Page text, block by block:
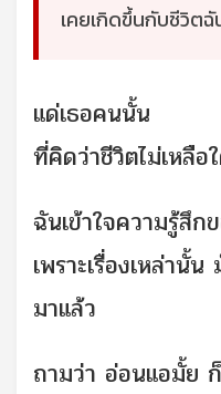
เคยเกิดขึ้นกับชีวิตฉั
แด่เธอคนนั้น
ที่คิดว่าชีวิตไม่เหลือ
ฉันเข้าใจความรู้สึ
เพราะเรื่องเหล่านั้
มาแล้ว
ถามว่า อ่อนแอมั้ย